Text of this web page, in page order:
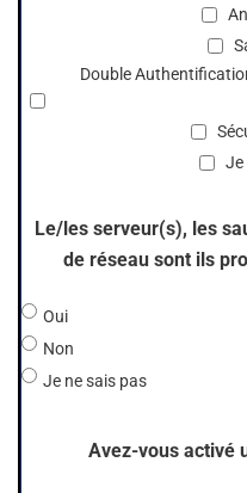
Double
Je
Le/les serveur(s), les
de réseau sont ils
Oui
Non
Je ne sais pas
Avez-vous activé